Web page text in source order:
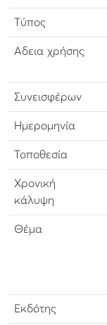
Τύπος
Αδεια χρήσης
Συνεισφέρων
Ημερομηνία
Τοποθεσία
Χρονική
κάλυψη
Θέμα
Εκδότης